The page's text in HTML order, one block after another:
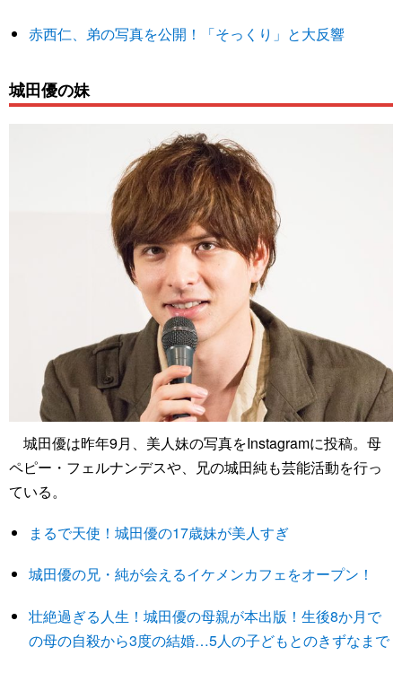
赤西仁、弟の写真を公開！「そっくり」と大反響
城田優の妹
城田優は昨年9月、美人妹の写真をInstagramに投稿。母
ペピー・フェルナンデスや、兄の城田純も芸能活動を行っ
ている。
まるで天使！城田優の17歳妹が美人すぎ
城田優の兄・純が会えるイケメンカフェをオープン！
壮絶過ぎる人生！城田優の母親が本出版！生後8か月で
の母の自殺から3度の結婚…5人の子どもとのきずなまで